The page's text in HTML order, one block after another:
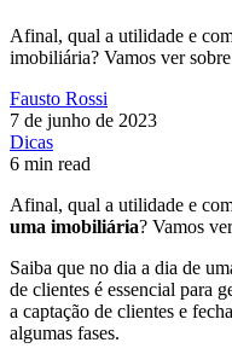
Afinal, qual a utilidade e
imobiliária? Vamos ver
Fausto Rossi
7 de junho de 2023
Dicas
6 min read
Afinal, qual a utilidade e
uma imobiliária? Vamos
Saiba que no dia a dia de
de clientes é essencial para
a captação de clientes e
algumas fases.